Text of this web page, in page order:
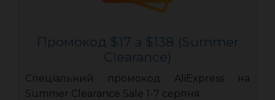
Промокод $17 з $138 (Summer
Clearance)
Спеціальний промокод AliExpress на
Summer Clearance Sale 1-7 серпня